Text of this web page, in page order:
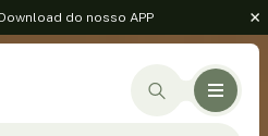
do nosso APP